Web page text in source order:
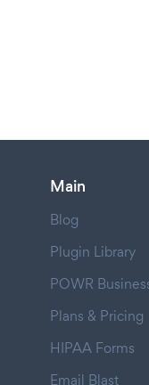
Main
Blog
Plugin Library
POWR
Plans & Pricing
HIPAA Forms
Email Blast